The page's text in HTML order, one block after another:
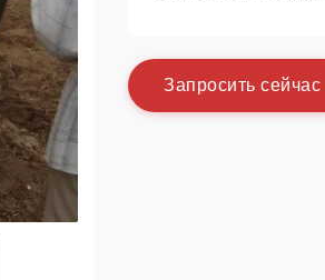
Запросить сейчас